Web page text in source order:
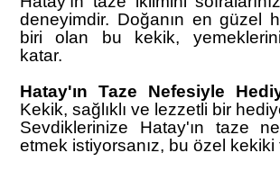
deneyimdir. Doğanın en güzel
biri olan bu kekik,
katar.
Hatay'ın Taze Nefesiyle
Kekik, sağlıklı ve lezzetli bir
Sevdiklerinize Hatay'ın taze
etmek istiyorsanız, bu özel kekiki